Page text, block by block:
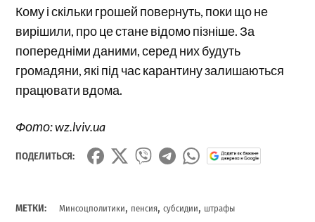
Кому і скільки грошей повернуть, поки що не
вирішили, про це стане відомо пізніше. За
попередніми даними, серед них будуть
громадяни, які під час карантину залишаються
працювати вдома.
Фото: wz.lviv.ua
ПОДЕЛИТЬСЯ:
МЕТКИ: Минсоцполитики, пенсия,субсидии, штрафы